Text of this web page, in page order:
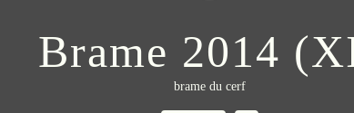
Brame 2014
brame du cerf